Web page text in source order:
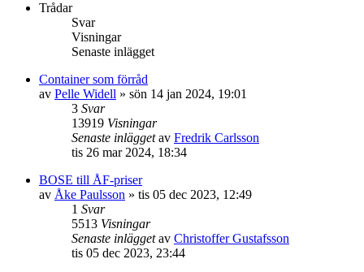
Trådar
Svar
Visningar
Senaste inlägget
Container som förråd
av Pelle Widell » sön 14 jan 2024, 19:01
3 Svar
13919 Visningar
Senaste inläggetav Fredrik Carlsson
tis 26 mar 2024, 18:34
BOSE till ÅF-priser
av Åke Paulsson » tis 05 dec 2023, 12:49
1 Svar
5513 Visningar
Senaste inläggetav Christoffer Gustafsson
tis 05 dec 2023, 23:44